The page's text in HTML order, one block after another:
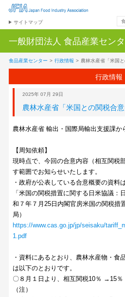
サイトマップ
一般財団法人 食品産業セン
食品産業センター > 行政情報 > 農林水産省「米国
行政情報
2025年 07月 29日
農林水産省「米国との関税合意
農林水産省 輸出・国際局輸出支援課か
【周知依頼】
現時点で、今回の合意内容（相互関税
す範囲でお知らせいたします。
・政府が公表している合意概要の資料
「米国の関税措置に関する日米協議：
和７年７月25日内閣官房米国の関税措
局）
https://www.cas.go.jp/jp/seisaku/
1.pdf
・資料にあるとおり、農林水産物・食
は以下のとおりです。
〇８月１日より、相互関税10％ →15％
（注）